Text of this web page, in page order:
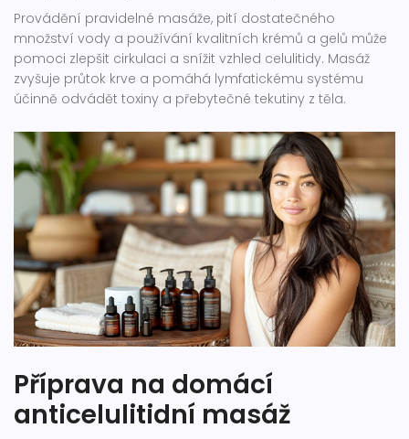
Provádění pravidelné masáže, pití dostatečného
množství vody a používání kvalitních krémů a gelů může
pomoci zlepšit cirkulaci a snížit vzhled celulitidy. Masáž
zvyšuje průtok krve a pomáhá lymfatickému systému
účinně odvádět toxiny a přebytečné tekutiny z těla.
Příprava na domácí
anticelulitidní masáž